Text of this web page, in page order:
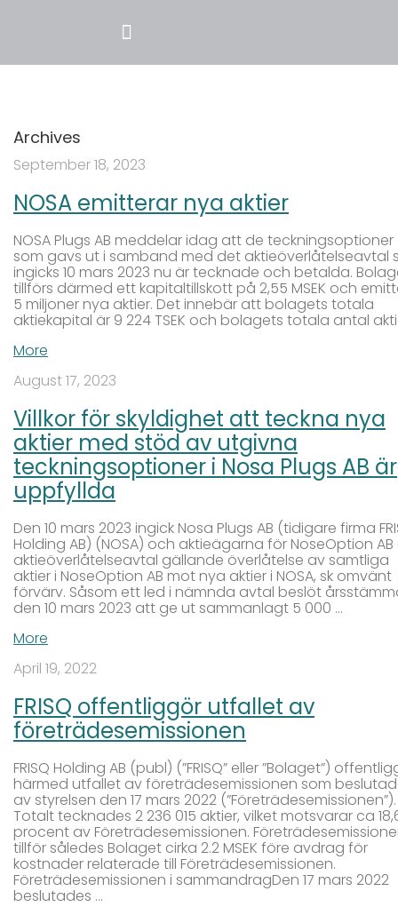
Archives
September 18, 2023
NOSA emitterar nya aktier
NOSA Plugs AB meddelar idag att de teckningsoptioner
som gavs ut i samband med det aktieöverlåtelseavtal
ingicks 10 mars 2023 nu är tecknade och betalda.
tillförs därmed ett kapitaltillskott på 2,55 MSEK och
5 miljoner nya aktier. Det innebär att bolagets totala
aktiekapital är 9 224 TSEK och bolagets totala antal
More
August 17, 2023
Villkor för skyldighet att teckna nya
aktier med stöd av utgivna
teckningsoptioner i Nosa Plugs AB är
uppfyllda
Den 10 mars 2023 ingick Nosa Plugs AB (tidigare firma
Holding AB) (NOSA) och aktieägarna för NoseOption
aktieöverlåtelseavtal gällande överlåtelse av samtliga
aktier i NoseOption AB mot nya aktier i NOSA, sk omvänt
förvärv. Såsom ett led i nämnda avtal beslöt
den 10 mars 2023 att ge ut sammanlagt 5 000 …
More
April 19, 2022
FRISQ offentliggör utfallet av
företrädesemissionen
FRISQ Holding AB (publ) (”FRISQ” eller ”Bolaget”)
härmed utfallet av företrädesemissionen som
av styrelsen den 17 mars 2022 (”Företrädesemissionen”).
Totalt tecknades 2 236 015 aktier, vilket motsvarar ca
procent av Företrädesemissionen.
tillför således Bolaget cirka 2.2 MSEK före avdrag för
kostnader relaterade till Företrädesemissionen.
Företrädesemissionen i sammandragDen 17 mars 2022
beslutades …